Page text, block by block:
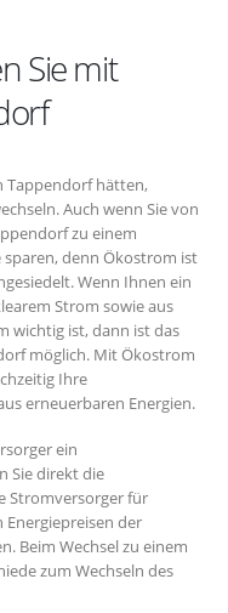
Sie mit
Tappendorf hätten,
Auch wenn Sie von
zu einem
denn Ökostrom ist
Wenn Ihnen ein
Strom sowie aus
wichtig ist, dann ist das
möglich. Mit Ökostrom
Ihre
erneuerbaren Energien.
ein
Sie direkt die
Stromversorger für
der
Beim Wechsel zu einem
zum Wechseln des